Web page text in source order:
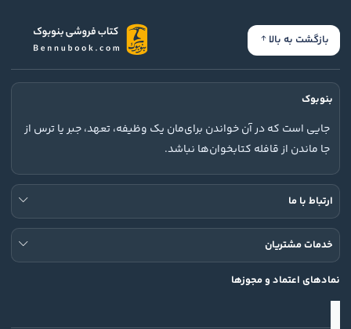
بازگشت به بالا
بنوبوک
جایی است که در آن خواندن برای‌مان یک وظیفه، تعهد، جبر یا ترس از
جا ماندن از قافله کتابخوان‌ها نباشد.
ارتباط با ما
خدمات مشتریان
نمادهای اعتماد و مجوزها